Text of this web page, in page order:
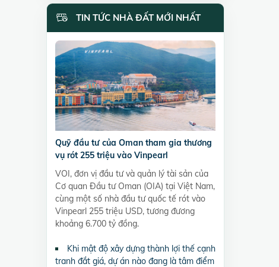
TIN TỨC NHÀ ĐẤT MỚI NHẤT
Quỹ đầu tư của Oman tham gia thương
vụ rót 255 triệu vào Vinpearl
VOI, đơn vị đầu tư và quản lý tài sản của
Cơ quan Đầu tư Oman (OIA) tại Việt Nam,
cùng một số nhà đầu tư quốc tế rót vào
Vinpearl 255 triệu USD, tương đương
khoảng 6.700 tỷ đồng.
Khi mật độ xây dựng thành lợi thế cạnh
tranh đắt giá, dự án nào đang là tâm điểm